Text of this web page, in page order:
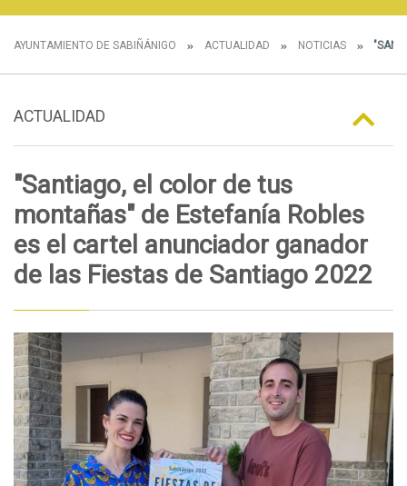
AYUNTAMIENTO DE SABIÑÁNIGO ACTUALIDAD NOTICIAS
ACTUALIDAD
"Santiago, el color de tus
montañas" de Estefanía Robles
es el cartel anunciador ganador
de las Fiestas de Santiago 2022